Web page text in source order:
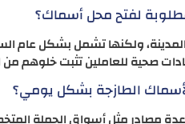
لفتح محل أسماك؟
ولكنها تشمل بشكل عام
صحية للعاملين تثبت خلوهم من
الطازجة بشكل يومي؟
مصادر مثل أسواق الجملة